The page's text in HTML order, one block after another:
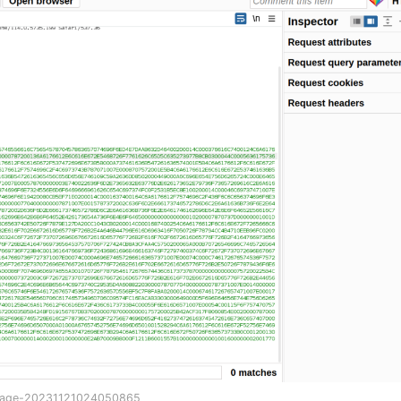
20231121024050865